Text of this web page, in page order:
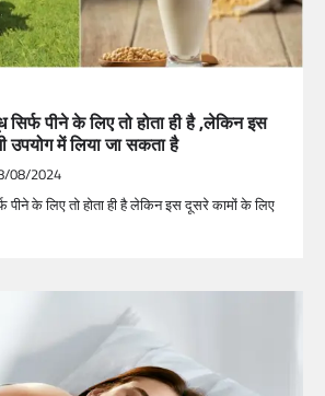
पीने के लिए तो होता ही है ,लेकिन इस
उपयोग में लिया जा सकता है
08/2024
पीने के लिए तो होता ही है लेकिन इस दूसरे कामों के लिए